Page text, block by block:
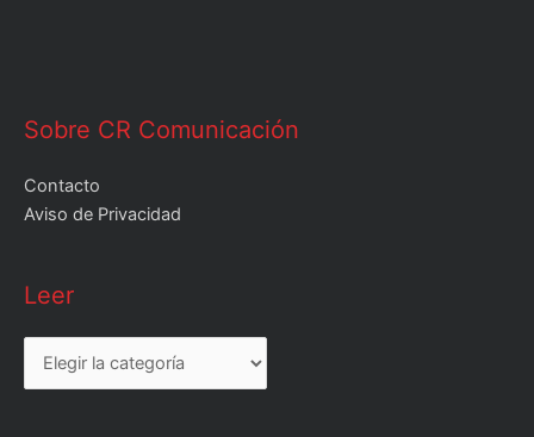
Sobre CR Comunicación
Contacto
Aviso de Privacidad
Leer
Leer